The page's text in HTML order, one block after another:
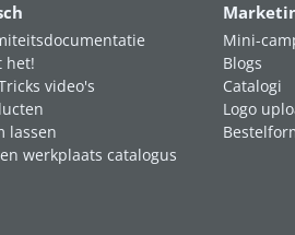
het!
video's
lassen
werkplaats catalogus
Mini-
Blogs
Catalogi
Logo